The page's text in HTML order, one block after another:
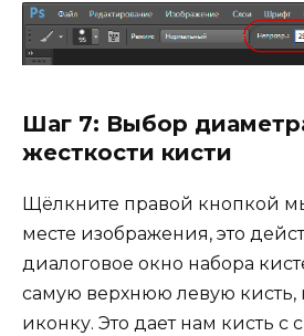
Шаг 7: Выбор
жесткости кисти
Щёлкните правой кнопкой
месте изображения, это
диалоговое окно набора
самую верхнюю левую кисть,
иконку. Это дает нам кисть с